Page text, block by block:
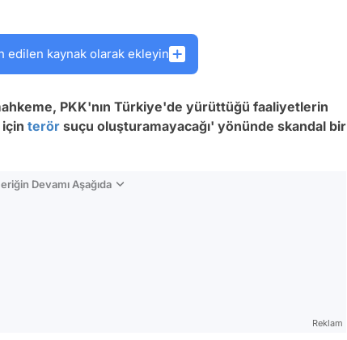
edilen kaynak olarak ekleyin
PKK'nın Türkiye'de yürüttüğü faaliyetlerin
için terör suçu oluşturamayacağı' yönünde skandal bir
Devamı Aşağıda
Reklam